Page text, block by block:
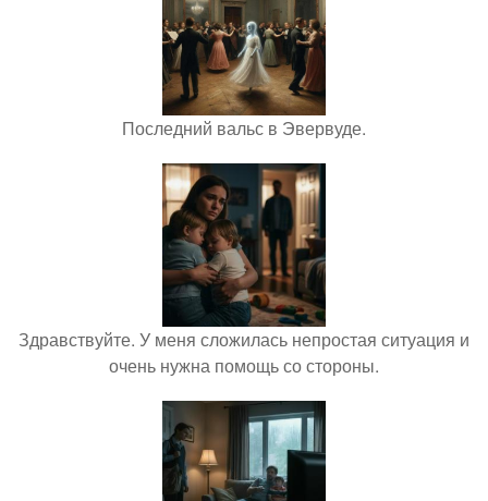
Последний вальс в Эвервуде.
Здравствуйте. У меня сложилась непростая ситуация и
очень нужна помощь со стороны.